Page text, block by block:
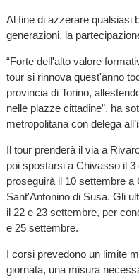
Al fine di azzerare qualsiasi
generazioni, la
“Forte dell'alto valore
tour si rinnova quest'anno
provincia di Torino,
nelle piazze cittadine”, ha
metropolitana con delega
Il tour prenderà il via a
poi spostarsi a Chivasso il
proseguirà il 10 settembre
Sant'Antonino di Susa. Gli
il 22 e 23 settembre, per
e 25 settembre.
I corsi prevedono un limite
giornata, una misura